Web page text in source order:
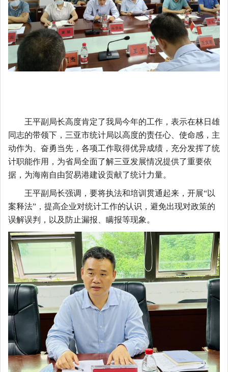
王平副局长高度肯定了我局今年的工作，表示在林日雄
同志的带领下，三亚市统计局以高度的责任心、使命感，主
动作为、奋勇当先，各项工作取得优异成绩，充分发挥了统
计职能作用，为省局全面了解三亚发展情况提供了重要依
据，为海南自由贸易港建设贡献了统计力量。
王平副局长强调，要将执法和培训贯通起来，开展“以
案释法” ，提高企业对统计工作的认识，避免出现对政策的
误解误判， 以及 防止漏报、瞒报等现象。